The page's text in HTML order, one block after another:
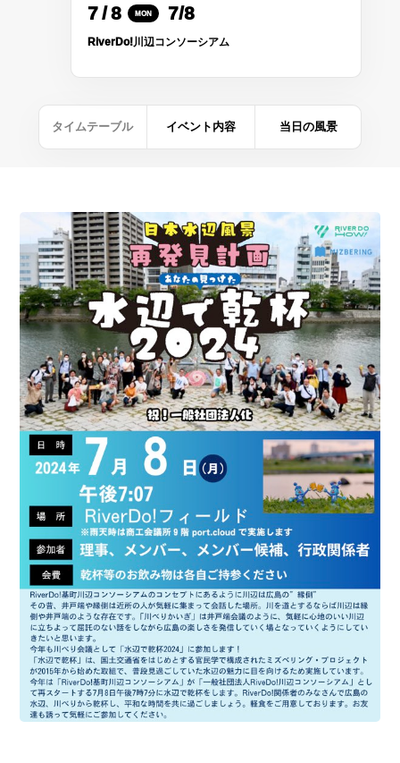
7/8 MON 7/8
RiverDo!川辺コンソーシアム
タイムテーブル イベント内容 当日の風景